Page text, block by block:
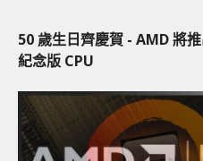
50 歲生日齊慶賀 - AMD 將
紀念版 CPU